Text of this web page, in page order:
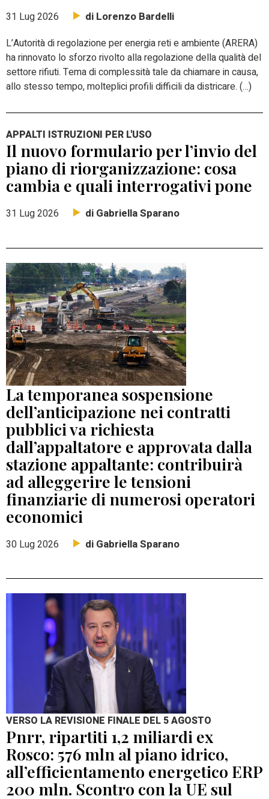
31 Lug 2026 di Lorenzo Bardelli
L’Autorità di regolazione per energia reti e ambiente (ARERA)
ha rinnovato lo sforzo rivolto alla regolazione della qualità del
settore rifiuti. Tema di complessità tale da chiamare in causa,
allo stesso tempo, molteplici profili difficili da districare. (…)
APPALTI ISTRUZIONI PER L'USO
Il nuovo formulario per l’invio del
piano di riorganizzazione: cosa
cambia e quali interrogativi pone
31 Lug 2026 di Gabriella Sparano
La temporanea sospensione
dell’anticipazione nei contratti
pubblici va richiesta
dall’appaltatore e approvata dalla
stazione appaltante: contribuirà
ad alleggerire le tensioni
finanziarie di numerosi operatori
economici
30 Lug 2026 di Gabriella Sparano
VERSO LA REVISIONE FINALE DEL 5 AGOSTO
Pnrr, ripartiti 1,2 miliardi ex
Rosco: 576 mln al piano idrico,
all’efficientamento energetico ERP
200 mln. Scontro con la UE sul